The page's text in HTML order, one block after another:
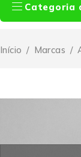
Categoria
Início / Marcas /